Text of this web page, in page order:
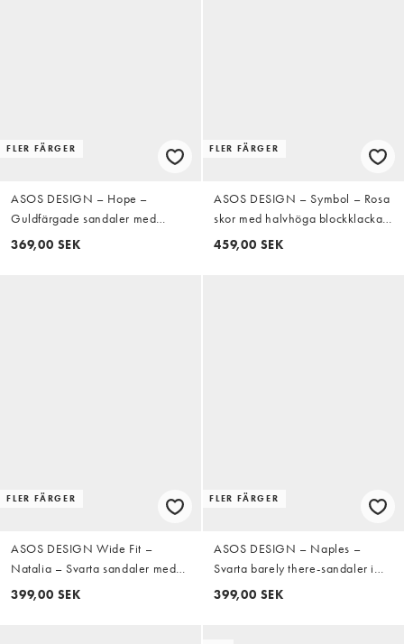
FLER FÄRGER
ASOS DESIGN – Hope –
Guldfärgade sandaler med
halvhöga stilettklackar, bred
369,00 SEK
FLER FÄRGER
ASOS DESIGN – Symbol – Rosa
skor med halvhöga blockklackar,
rosett och hälrem
459,00 SEK
FLER FÄRGER
ASOS DESIGN Wide Fit –
Natalia – Svarta sandaler med
höga klackar och T-formad rem
399,00 SEK
FLER FÄRGER
ASOS DESIGN – Naples –
Svarta barely there-sandaler i
mockaimitaiton med blockklack,
399,00 SEK